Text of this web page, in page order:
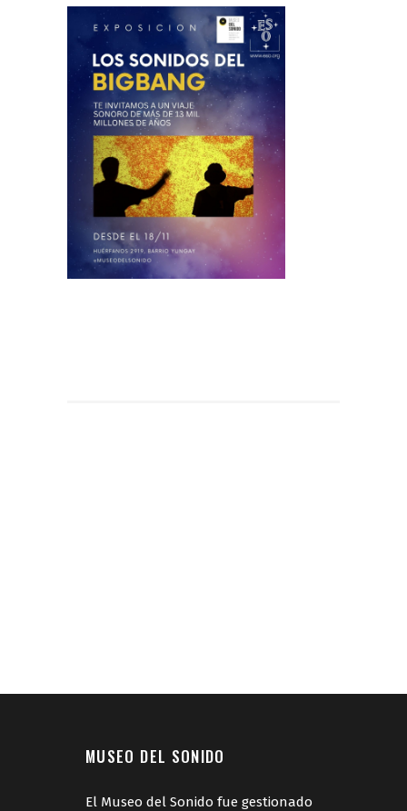
MUSEO DEL SONIDO
El Museo del Sonido fue gestionado